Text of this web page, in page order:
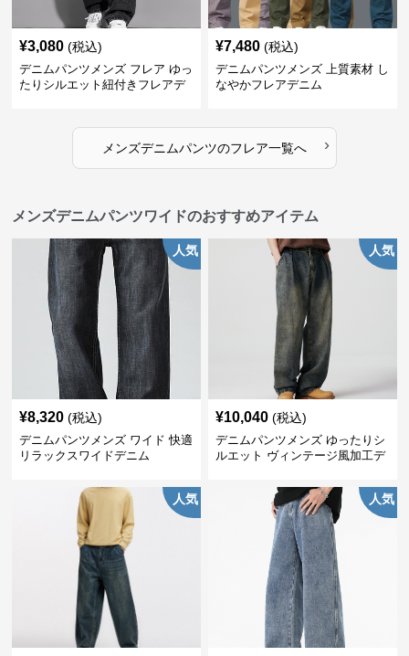
¥3,080 (税込)
デニムパンツメンズ フレア ゆっ
たりシルエット紐付きフレアデ
¥7,480 (税込)
デニムパンツメンズ 上質素材 し
なやかフレアデニム
メンズデニムパンツのフレア一覧へ ›
メンズデニムパンツワイドのおすすめアイテム
人気
¥8,320 (税込)
デニムパンツメンズ ワイド 快適
リラックスワイドデニム
人気
¥10,040 (税込)
デニムパンツメンズ ゆったりシ
ルエット ヴィンテージ風加工デ
人気 人気